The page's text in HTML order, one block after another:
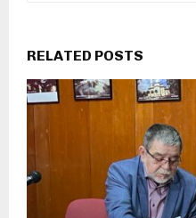
RELATED POSTS